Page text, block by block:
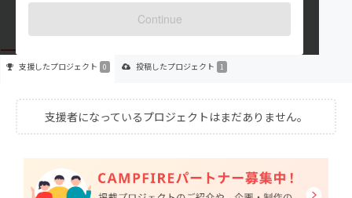
Continue
出身国：未設定
支援したプロジェクト 0 投稿したプロジェクト 1
支援者になっているプロジェクトはまだありません。